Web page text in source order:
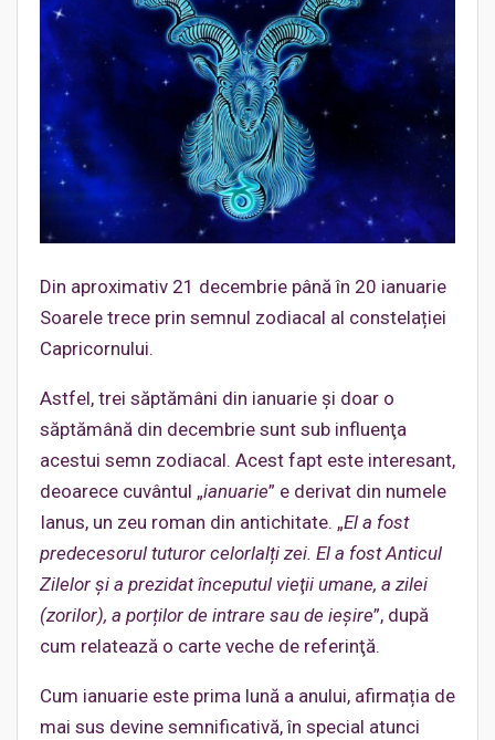
Din aproximativ 21 decembrie până în 20 ianuarie
Soarele trece prin semnul zodiacal al constelației
Capricornului.
Astfel, trei săptămâni din ianuarie şi doar o
săptămână din decembrie sunt sub influenţa
acestui semn zodiacal. Acest fapt este interesant,
deoarece cuvântul „ianuarie” e derivat din numele
Ianus, un zeu roman din antichitate. „El a fost
predecesorul tuturor celorlalți zei. El a fost Anticul
Zilelor și a prezidat începutul vieţii umane, a zilei
(zorilor), a porților de intrare sau de ieșire”, după
cum relatează o carte veche de referinţă.
Cum ianuarie este prima lună a anului, afirmația de
mai sus devine semnificativă, în special atunci